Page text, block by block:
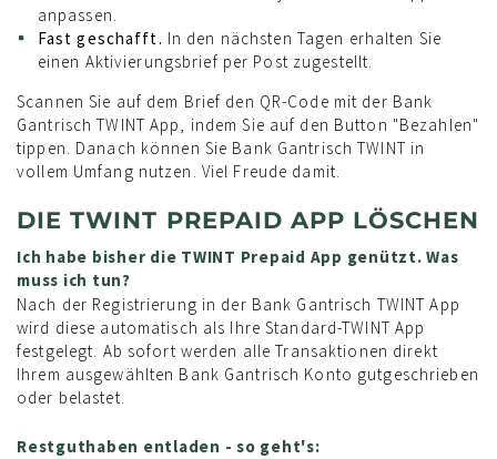
anpassen.
Fast geschafft. In den nächsten Tagen erhalten Sie
einen Aktivierungsbrief per Post zugestellt.
Scannen Sie auf dem Brief den QR-Code mit der Bank
Gantrisch TWINT App, indem Sie auf den Button "Bezahlen"
tippen. Danach können Sie Bank Gantrisch TWINT in
vollem Umfang nutzen. Viel Freude damit.
DIE TWINT PREPAID APP LÖSCHEN
Ich habe bisher die TWINT Prepaid App genützt. Was
muss ich tun?
Nach der Registrierung in der Bank Gantrisch TWINT App
wird diese automatisch als Ihre Standard-TWINT App
festgelegt. Ab sofort werden alle Transaktionen direkt
Ihrem ausgewählten Bank Gantrisch Konto gutgeschrieben
oder belastet.
Restguthaben entladen - so geht's: